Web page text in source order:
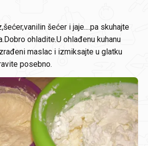
šećer i jaje....pa skuhajte
ohladite.U ohlađenu kuhanu
maslac i izmiksajte u glatku
posebno.